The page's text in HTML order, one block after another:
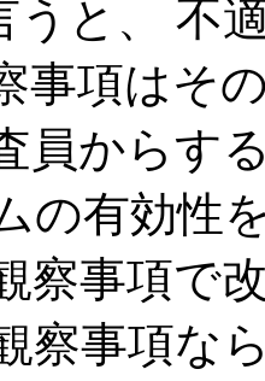
うと、 不
事項はそ
員からす
の有効性
察事項で
察事項な